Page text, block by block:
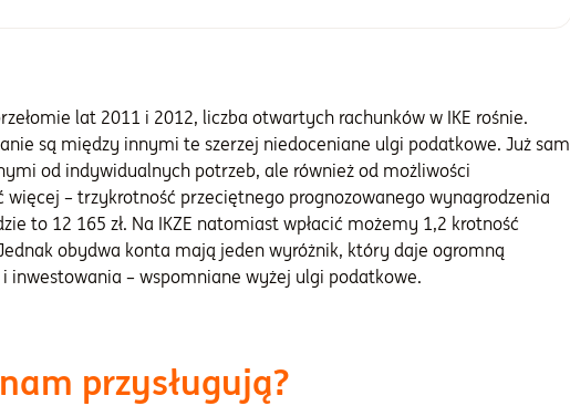
lat 2011 i 2012, liczba otwartych rachunków w IKE rośnie.
są między innymi te szerzej niedoceniane ulgi podatkowe. Już sam
od indywidualnych potrzeb, ale również od możliwości
więcej – trzykrotność przeciętnego prognozowanego wynagrodzenia
to 12 165 zł. Na IKZE natomiast wpłacić możemy 1,2 krotność
obydwa konta mają jeden wyróżnik, który daje ogromną
inwestowania – wspomniane wyżej ulgi podatkowe.
przysługują?